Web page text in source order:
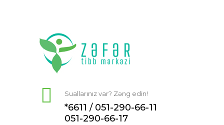
Suallarınız var? Zəng edin!
*6611 / 051-290-66-11
051-290-66-17